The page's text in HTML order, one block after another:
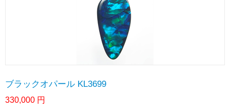
ブラックオパール KL3699
330,000 円